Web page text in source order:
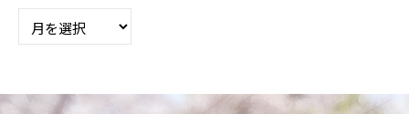
月